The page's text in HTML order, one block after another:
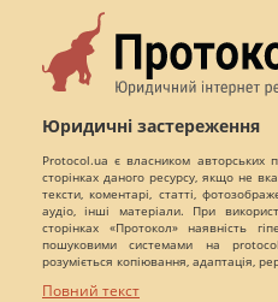
Юридичні застереження
Protocol.ua є власником
сторінках даного ресурсу, якщо не
тексти, коментарі, статті,
аудіо, інші матеріали. При
сторінках «Протокол» наявність
пошуковими системами на
розуміється копіювання, адаптація,
Повний текст